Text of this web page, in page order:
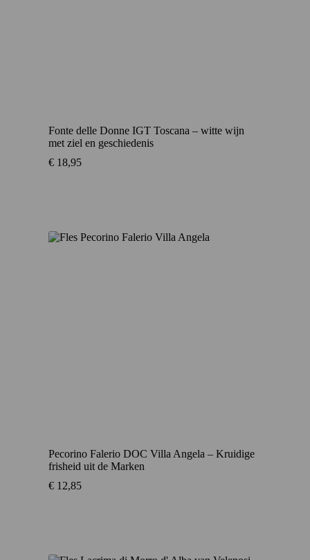
Fonte delle Donne IGT Toscana – witte wijn
met ziel en geschiedenis
€ 18,95
Pecorino Falerio DOC Villa Angela – Kruidige
frisheid uit de Marken
€ 12,85